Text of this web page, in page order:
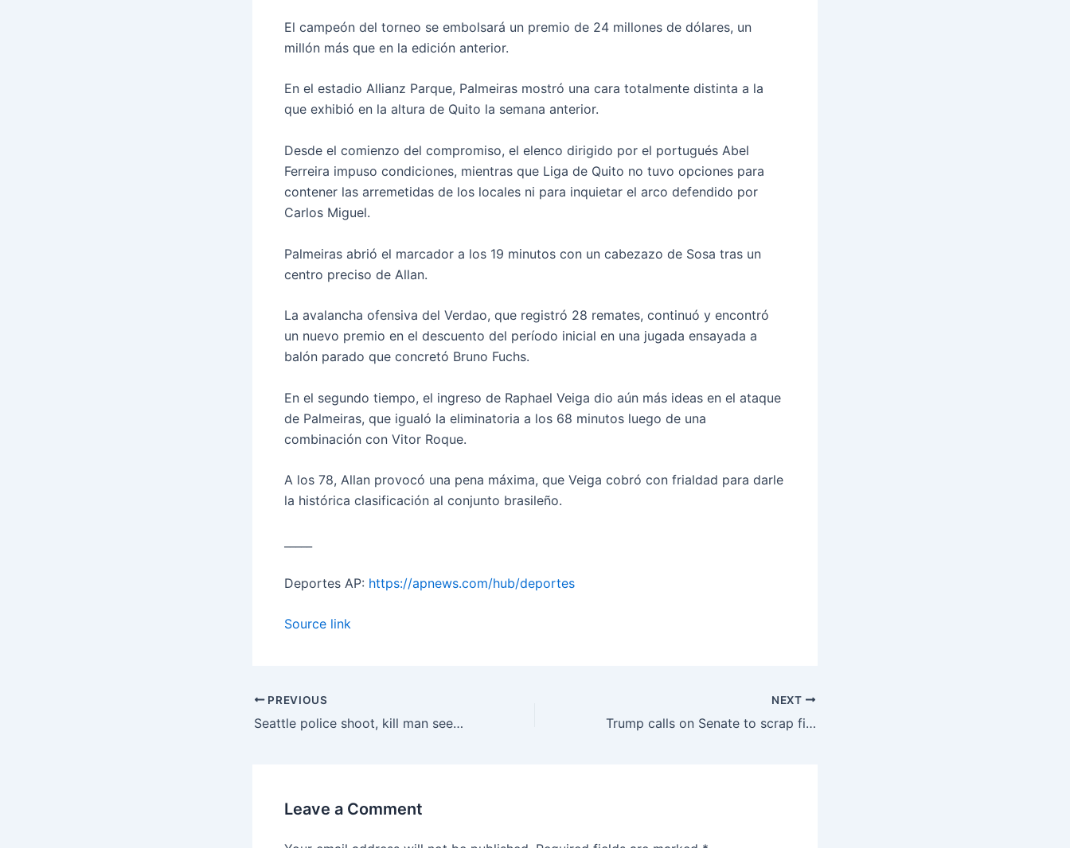
El campeón del torneo se embolsará un premio de 24 millones de dólares, un
millón más que en la edición anterior.
En el estadio Allianz Parque, Palmeiras mostró una cara totalmente distinta a la
que exhibió en la altura de Quito la semana anterior.
Desde el comienzo del compromiso, el elenco dirigido por el portugués Abel
Ferreira impuso condiciones, mientras que Liga de Quito no tuvo opciones para
contener las arremetidas de los locales ni para inquietar el arco defendido por
Carlos Miguel.
Palmeiras abrió el marcador a los 19 minutos con un cabezazo de Sosa tras un
centro preciso de Allan.
La avalancha ofensiva del Verdao, que registró 28 remates, continuó y encontró
un nuevo premio en el descuento del período inicial en una jugada ensayada a
balón parado que concretó Bruno Fuchs.
En el segundo tiempo, el ingreso de Raphael Veiga dio aún más ideas en el ataque
de Palmeiras, que igualó la eliminatoria a los 68 minutos luego de una
combinación con Vitor Roque.
A los 78, Allan provocó una pena máxima, que Veiga cobró con frialdad para darle
la histórica clasificación al conjunto brasileño.
Deportes AP: https://apnews.com/hub/deportes
Source link
PREVIOUS
Seattle police shoot, kill man seen with ax in Sodo
NEXT
Trump calls on Senate to scrap filibuster rule to end shutdown
Leave a Comment